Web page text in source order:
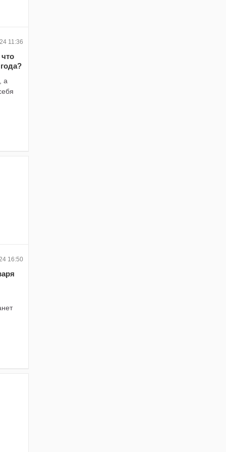
11:36
а
16:50